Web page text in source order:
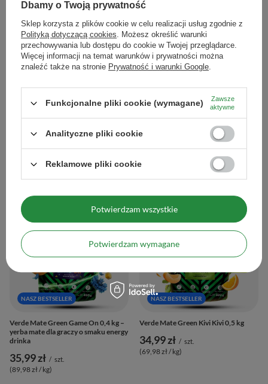
drylowana) 20 g
(649,50 zł / kg)
Rio Parana Naranja 0,5 kg
26,99 zł / szt.
NASZ BESTSELLER
Verde Mate Green Game On 0,4 kg –
yerba mate dla graczy o smaku energy
drinka
35,99 zł / szt.
(89,98 zł / kg)
NASZ BESTSELLER
Verde Mate Green Kivi Kivi 0,5 kg
34,99 zł / szt.
(69,98 zł / kg)
Dbamy o Twoją prywatność
Sklep korzysta z plików cookie w celu realizacji usług zgodnie z
Polityką dotyczącą cookies. Możesz określić warunki
przechowywania lub dostępu do cookie w Twojej przeglądarce.
Więcej informacji na temat warunków i prywatności można
znaleźć także na stronie Prywatność i warunki Google.
Funkcjonalne pliki cookie (wymagane)
Zawsze
aktywne
Analityczne pliki cookie
Reklamowe pliki cookie
Potwierdzam wymagane
Potwierdzam wszystkie